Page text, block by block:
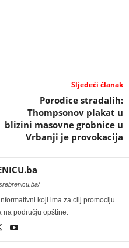
Sljedeći članak
Porodice stradalih:
Thompsonov plakat u
blizini masovne grobnice u
Vrbanji je provokacija
koji ima za cilj promociju
na području opštine.